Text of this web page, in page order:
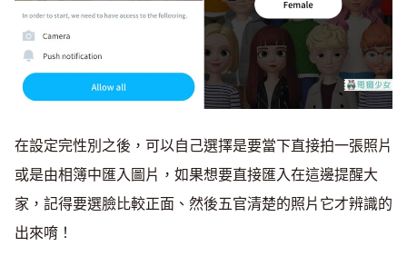
在設定完性別之後，可以自己選擇是要當下直接拍一張照片
或是由相簿中匯入圖片，如果想要直接匯入在這邊提醒大
家，記得要選臉比較正面、然後五官清楚的照片它才辨識的
出來唷！